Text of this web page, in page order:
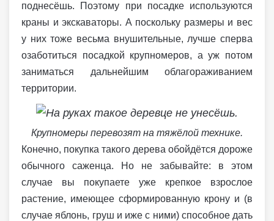
поднесёшь. Поэтому при посадке используются
краны и экскаваторы. А поскольку размеры и вес
у них тоже весьма внушительные, лучше сперва
озаботиться посадкой крупномеров, а уж потом
заниматься дальнейшим облагораживанием
территории.
Крупномеры перевозят на тяжёлой технике.
Конечно, покупка такого дерева обойдётся дороже
обычного саженца. Но не забывайте: в этом
случае вы покупаете уже крепкое взрослое
растение, имеющее сформированную крону и (в
случае яблонь, груш и иже с ними) способное дать